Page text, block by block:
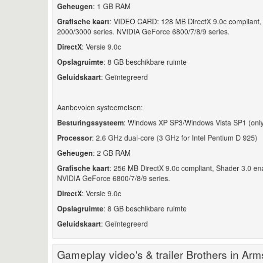
Geheugen: 1 GB RAM
Grafische kaart: VIDEO CARD: 128 MB DirectX 9.0c
2000/3000 series. NVIDIA GeForce 6800/7/8/9 series.
DirectX: Versie 9.0c
Opslagruimte: 8 GB beschikbare ruimte
Geluidskaart: Geïntegreerd
Aanbevolen systeemeisen:
Besturingssysteem: Windows XP SP3/Windows Vista SP1
Processor: 2.6 GHz dual-core (3 GHz for Intel Pentium D 925)
Geheugen: 2 GB RAM
Grafische kaart: 256 MB DirectX 9.0c compliant, Shader 3.0
NVIDIA GeForce 6800/7/8/9 series.
DirectX: Versie 9.0c
Opslagruimte: 8 GB beschikbare ruimte
Geluidskaart: Geïntegreerd
Gameplay video's & trailer Brothers in